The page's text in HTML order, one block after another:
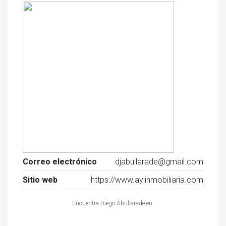
Correo electrónico
djabullarade@gmail.com
Sitio web
https://www.aylinmobiliaria.com
Encuentra Diego Abullarade en: